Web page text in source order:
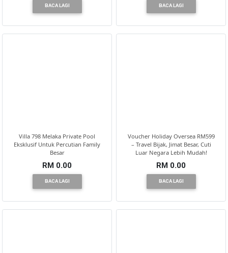
BACA LAGI BACA LAGI
Villa 798 Melaka Private Pool
Eksklusif Untuk Percutian Family
Besar
RM 0.00
BACA LAGI
Voucher Holiday Oversea RM599
– Travel Bijak, Jimat Besar, Cuti
Luar Negara Lebih Mudah!
RM 0.00
BACA LAGI